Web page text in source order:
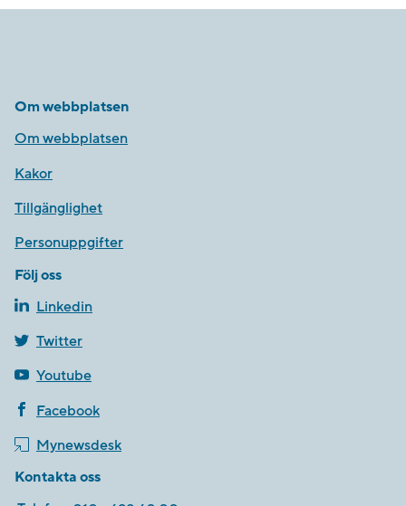
Om webbplatsen
Om webbplatsen
Kakor
Tillgänglighet
Personuppgifter
Följ oss
Linkedin
Twitter
Youtube
Facebook
Mynewsdesk
Kontakta oss